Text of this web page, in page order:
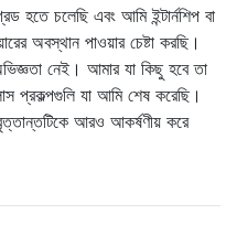
হতে চলেছি এবং আমি ইন্টার্নশিপ বা
অবস্থান পাওয়ার চেষ্টা করছি।
নেই। আমার যা কিছু হবে তা
প্রকল্পগুলি যা আমি শেষ করেছি।
আরও আকর্ষণীয় করে